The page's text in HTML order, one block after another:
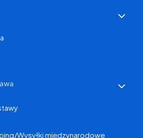
Wysyłki międzynarodowe